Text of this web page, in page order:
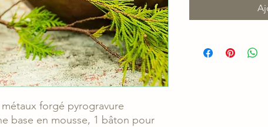
forgé pyrogravure
base en mousse, 1 bâton pour